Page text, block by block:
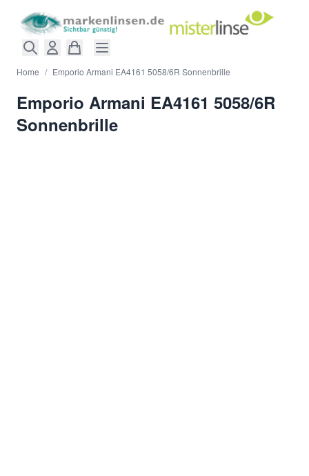
Home / Emporio Armani EA4161 5058/6R Sonnenbrille
Emporio Armani EA4161 5058/6R
Sonnenbrille